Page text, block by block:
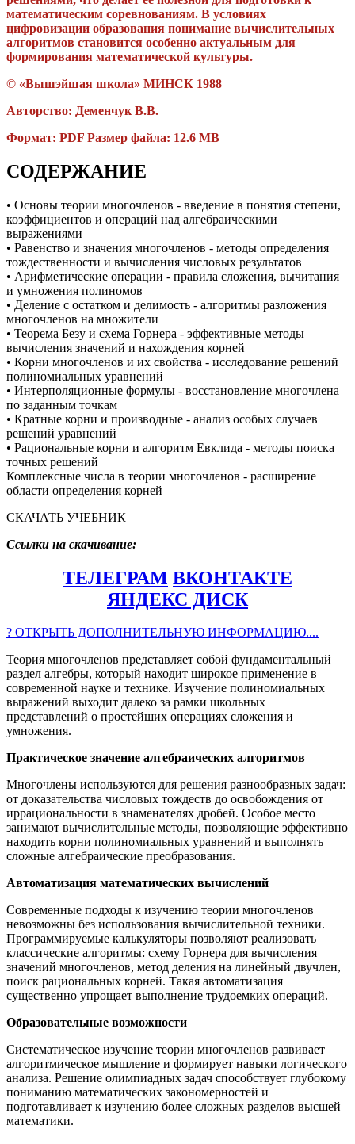
математическим соревнованиям. В условиях
цифровизации образования понимание вычислительных
алгоритмов становится особенно актуальным для
формирования математической культуры.
© «Вышэйшая школа» МИНСК 1988
Авторство: Деменчук В.В.
Формат: PDF Размер файла: 12.6 MB
СОДЕРЖАНИЕ
• Основы теории многочленов - введение в понятия степени,
коэффициентов и операций над алгебраическими
выражениями
• Равенство и значения многочленов - методы определения
тождественности и вычисления числовых результатов
• Арифметические операции - правила сложения, вычитания
и умножения полиномов
• Деление с остатком и делимость - алгоритмы разложения
многочленов на множители
• Теорема Безу и схема Горнера - эффективные методы
вычисления значений и нахождения корней
• Корни многочленов и их свойства - исследование решений
полиномиальных уравнений
• Интерполяционные формулы - восстановление многочлена
по заданным точкам
• Кратные корни и производные - анализ особых случаев
решений уравнений
• Рациональные корни и алгоритм Евклида - методы поиска
точных решений
Комплексные числа в теории многочленов - расширение
области определения корней
СКАЧАТЬ УЧЕБНИК
Ссылки на скачивание:
ТЕЛЕГРАМ ВКОНТАКТЕ
ЯНДЕКС ДИСК
? ОТКРЫТЬ ДОПОЛНИТЕЛЬНУЮ ИНФОРМАЦИЮ....
Теория многочленов представляет собой фундаментальный
раздел алгебры, который находит широкое применение в
современной науке и технике. Изучение полиномиальных
выражений выходит далеко за рамки школьных
представлений о простейших операциях сложения и
умножения.
Практическое значение алгебраических алгоритмов
Многочлены используются для решения разнообразных задач:
от доказательства числовых тождеств до освобождения от
иррациональности в знаменателях дробей. Особое место
занимают вычислительные методы, позволяющие эффективно
находить корни полиномиальных уравнений и выполнять
сложные алгебраические преобразования.
Автоматизация математических вычислений
Современные подходы к изучению теории многочленов
невозможны без использования вычислительной техники.
Программируемые калькуляторы позволяют реализовать
классические алгоритмы: схему Горнера для вычисления
значений многочленов, метод деления на линейный двучлен,
поиск рациональных корней. Такая автоматизация
существенно упрощает выполнение трудоемких операций.
Образовательные возможности
Систематическое изучение теории многочленов развивает
алгоритмическое мышление и формирует навыки логического
анализа. Решение олимпиадных задач способствует глубокому
пониманию математических закономерностей и
подготавливает к изучению более сложных разделов высшей
математики.